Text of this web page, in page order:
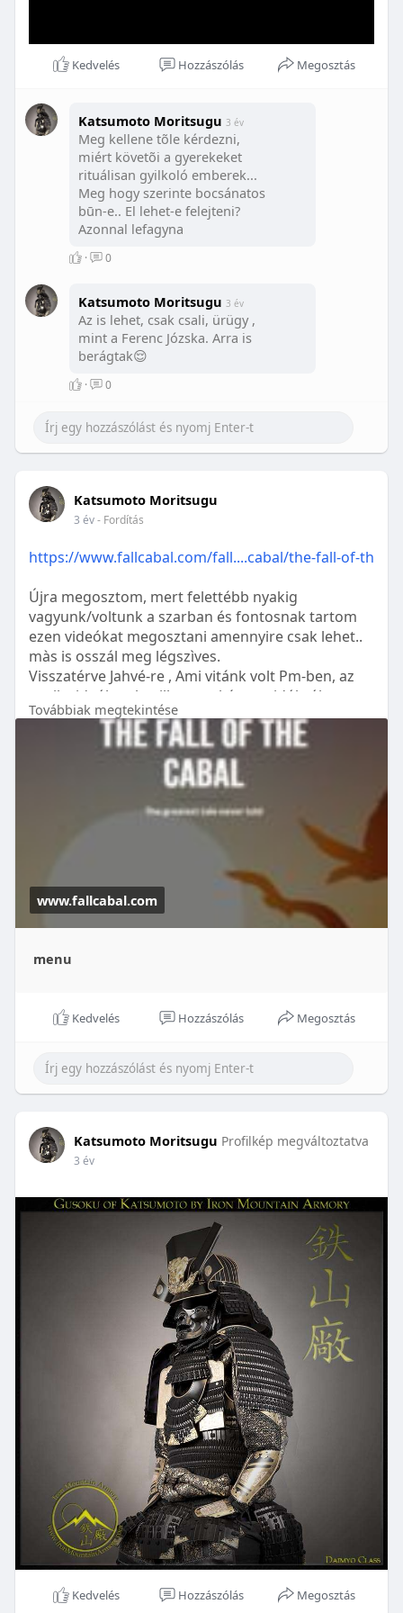
Kedvelés Hozzászólás Megosztás
Katsumoto Moritsugu 3 év
Meg kellene tõle kérdezni,
miért követõi a gyerekeket
rituálisan gyilkoló emberek...
Meg hogy szerinte bocsánatos
būn-e.. El lehet-e felejteni?
Azonnal lefagyna
· 0
Katsumoto Moritsugu 3 év
Az is lehet, csak csali, ürügy ,
mint a Ferenc Józska. Arra is
berágtak😌
· 0
Katsumoto Moritsugu
3 év- Fordítás
https://www.fallcabal.com/fall....cabal/the-fall-of-th
Újra megosztom, mert felettébb nyakig
vagyunk/voltunk a szarban és fontosnak tartom
ezen videókat megosztani amennyire csak lehet..
màs is osszál meg légszìves.
Visszatérve Jahvé-re , Ami vitánk volt Pm-ben, az
egyik videóban bevillan egy kép a zsidókról a
bikának áldozva... Nos miután Mózes lejött a
hegyrõl és meglátta õket, szétverte a szobron a tìz
parancsolatot haragjâban. Szóval a sátán a
judeaizmusra is rátelepedett illetve felszabdalta
szokás szerint.. tudtommal 3 fõ irányzata van.. 😌
Osszátok minél több helyre jusson El! ☯️🫡😉
Továbbiak megtekintése
www.fallcabal.com
menu
Kedvelés Hozzászólás Megosztás
Katsumoto Moritsugu Profilkép megváltoztatva
3 év
Kedvelés Hozzászólás Megosztás